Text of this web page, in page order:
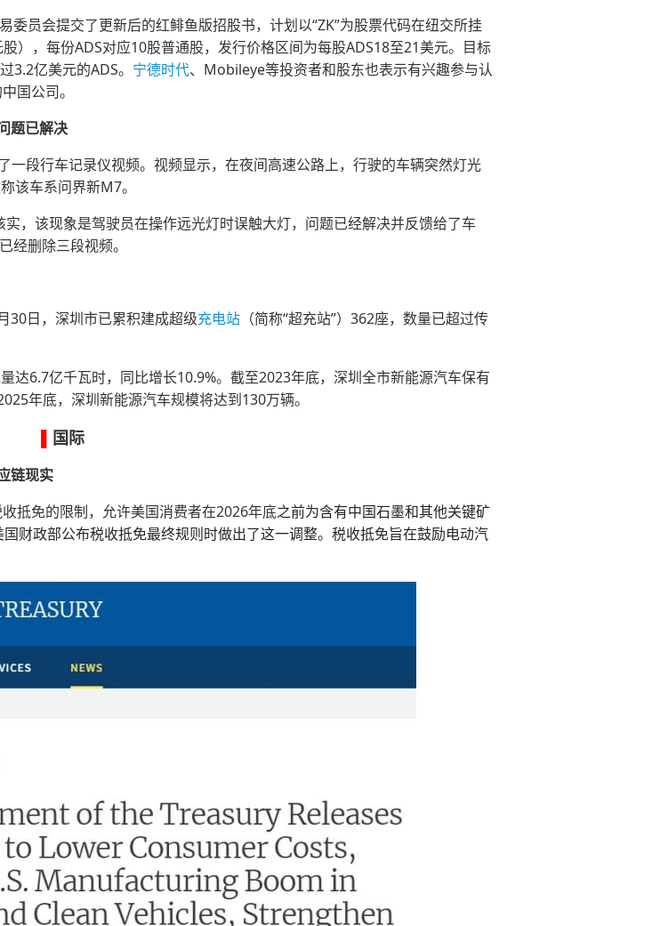
委员会提交了更新后的红鲱鱼版招股书，计划以“ZK”为股票代码在纽交所挂
），每份ADS对应10股普通股，发行价格区间为每股ADS18至21美元。目标
3.2亿美元的ADS。 宁德时代、Mobileye等投资者和股东也表示有兴趣参与认
国公司。
题已解决
一段行车记录仪视频。视频显示，在夜间高速公路上，行驶的车辆突然灯光
该车系问界新M7。
，该现象是驾驶员在操作远光灯时误触大灯，问题已经解决并反馈给了车
经删除三段视频。
30日，深圳市已累积建成超级充电站 （简称“超充站”）362座，数量已超过传
达6.7亿千瓦时，同比增长10.9%。截至2023年底，深圳全市新能源汽车保有
年底，深圳新能源汽车规模将达到130万辆。
国际
链现实
抵免的限制，允许美国消费者在2026年底之前为含有中国石墨和其他关键矿
财政部公布税收抵免最终规则时做出了这一调整。税收抵免旨在鼓励电动汽